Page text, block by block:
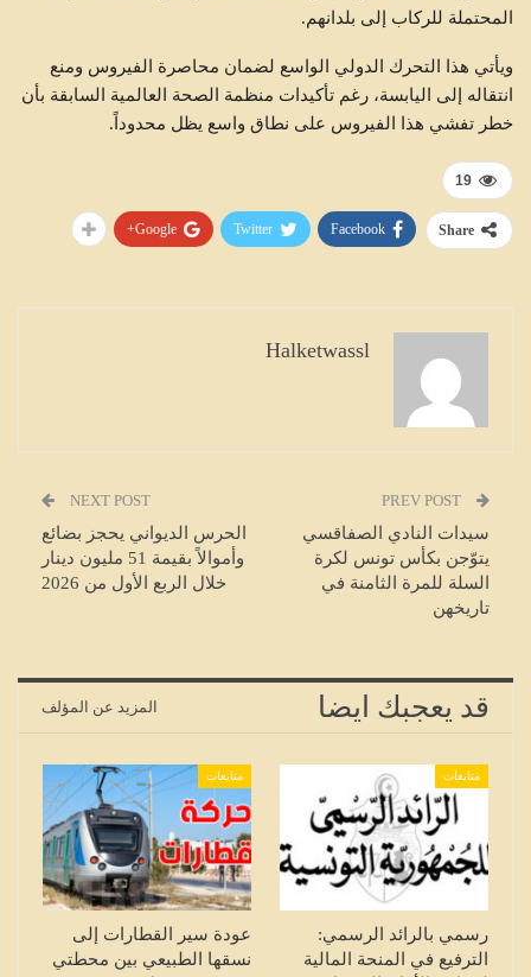
المحتملة للركاب إلى بلدانهم.
ويأتي هذا التحرك الدولي الواسع لضمان محاصرة الفيروس ومنع
انتقاله إلى اليابسة، رغم تأكيدات منظمة الصحة العالمية السابقة بأن
خطر تفشي هذا الفيروس على نطاق واسع يظل محدوداً.
19
Share
Facebook
Twitter
Google+
Halketwassl
سيدات النادي الصفاقسي
يتوّجن بكأس تونس لكرة
السلة للمرة الثامنة في
تاريخهن
NEXT POST
الحرس الديواني يحجز بضائع
وأموالاً بقيمة 51 مليون دينار
خلال الربع الأول من 2026
قد يعجبك ايضا المزيد عن المؤلف
متابعات
رسمي بالرائد الرسمي:
الترفيع في المنحة المالية
متابعات
عودة سير القطارات إلى
نسقها الطبيعي بين محطتي